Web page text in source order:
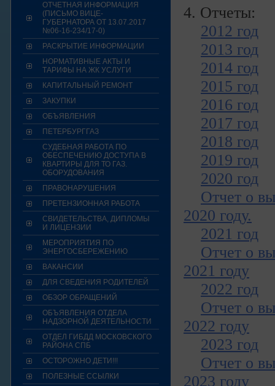
ОТЧЕТНАЯ ИНФОРМАЦИЯ
(ПИСЬМО ВИЦЕ-
ГУБЕРНАТОРА ОТ 13.07.2017
№06-16-234/17-0)
РАСКРЫТИЕ ИНФОРМАЦИИ
НОРМАТИВНЫЕ АКТЫ И
ТАРИФЫ НА ЖК УСЛУГИ
КАПИТАЛЬНЫЙ РЕМОНТ
ЗАКУПКИ
ОБЪЯВЛЕНИЯ
ПЕТЕРБУРГГАЗ
СУДЕБНАЯ РАБОТА ПО
ОБЕСПЕЧЕНИЮ ДОСТУПА В
КВАРТИРЫ ДЛЯ ТО ГАЗ.
ОБОРУДОВАНИЯ
ПРАВОНАРУШЕНИЯ
ПРЕТЕНЗИОННАЯ РАБОТА
СВИДЕТЕЛЬСТВА, ДИПЛОМЫ
И ЛИЦЕНЗИИ
МЕРОПРИЯТИЯ ПО
ЭНЕРГОСБЕРЕЖЕНИЮ
ВАКАНСИИ
ДЛЯ СВЕДЕНИЯ РОДИТЕЛЕЙ
ОБЗОР ОБРАЩЕНИЙ
ОБЪЯВЛЕНИЯ ОТДЕЛА
НАДЗОРНОЙ ДЕЯТЕЛЬНОСТИ
ОТДЕЛ ГИБДД МОСКОВСКОГО
РАЙОНА СПБ
ОСТОРОЖНО ДЕТИ!!!
ПОЛЕЗНЫЕ ССЫЛКИ
4. Отчеты:
2012 год
2013 год
2014 год
2015 год
2016 год
2017 год
2018 год
2019 год
2020 год
Отчет о
2020 году.
2021 год
Отчет о
2021 году
2022 год
Отчет о
2022 году
2023 год
Отчет о
2023 году